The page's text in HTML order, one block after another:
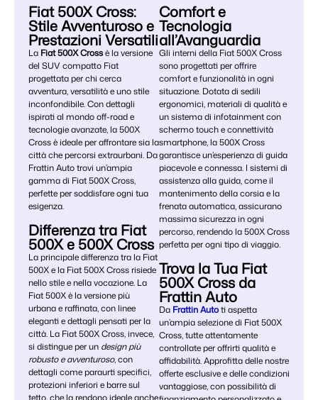
Fiat 500X Cross:
Stile Avventuroso e
Prestazioni Versatili
La Fiat 500X Crossè la versione
del SUV compatto Fiat
progettata per chi cerca
avventura, versatilità e uno stile
inconfondibile. Con dettagli
ispirati al mondo off-road e
tecnologie avanzate, la 500X
Cross è ideale per affrontare sia la
città che percorsi extraurbani. Da
Frattin Auto trovi un’ampia
gamma di Fiat 500X Cross,
perfette per soddisfare ogni tua
esigenza.
Differenza tra Fiat
500X e 500X Cross
La principale differenza tra la Fiat
500X e la Fiat 500X Cross risiede
nello stile e nella vocazione. La
Fiat 500X è la versione più
urbana e raffinata, con linee
eleganti e dettagli pensati per la
città. La Fiat 500X Cross, invece,
si distingue per un design più
robusto e avventuroso, con
dettagli come paraurti specifici,
protezioni inferiori e barre sul
Comfort e
Tecnologia
all’Avanguardia
Gli interni della Fiat 500X Cross
sono progettati per offrire
comfort e funzionalità in ogni
situazione. Dotata di sedili
ergonomici, materiali di qualità e
un sistema di infotainment con
schermo touch e connettività
smartphone, la 500X Cross
garantisce un’esperienza di guida
piacevole e connessa. I sistemi di
assistenza alla guida, come il
mantenimento della corsia e la
frenata automatica, assicurano
massima sicurezza in ogni
percorso, rendendo la 500X Cross
perfetta per ogni tipo di viaggio.
Trova la Tua Fiat
500X Cross da
Frattin Auto
Da Frattin Autoti aspetta
un’ampia selezione di Fiat 500X
Cross, tutte attentamente
controllate per offrirti qualità e
affidabilità. Approfitta delle nostre
offerte esclusive e delle condizioni
vantaggiose, con possibilità di